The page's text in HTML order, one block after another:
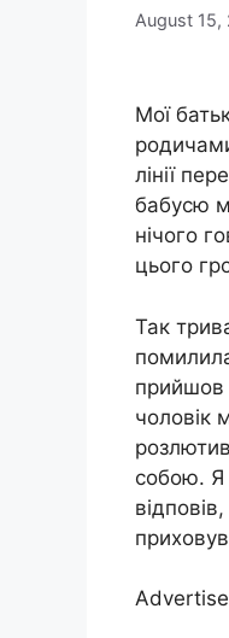
August 15,
Мої
лінії
бабусю
нічого
цього
Так
прийшов
чоловік
собою. Я